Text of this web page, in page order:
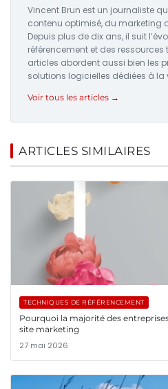
Vincent Brun est un journaliste
contenu optimisé, du marketing
Depuis plus de dix ans, il suit
référencement et des
articles abordent aussi bien les
solutions logicielles dédiées à la
Voir tous les articles →
ARTICLES SIMILAIRES
TECHNIQUES DE RÉFÉRENCEMENT
Pourquoi la majorité des
site marketing
27 mai 2026